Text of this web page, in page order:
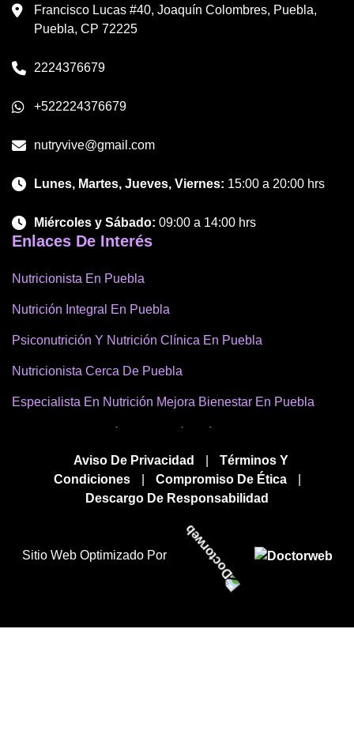
Francisco Lucas #40, Joaquín Colombres, Puebla,
Puebla, CP 72225
2224376679
+522224376679
nutryvive@gmail.com
Lunes, Martes, Jueves, Viernes: 15:00 a 20:00 hrs
Miércoles y Sábado: 09:00 a 14:00 hrs
Enlaces De Interés
Nutricionista En Puebla
Nutrición Integral En Puebla
Psiconutrición Y Nutrición Clínica En Puebla
Nutricionista Cerca De Puebla
Especialista En Nutrición Mejora Bienestar En Puebla
Nutrición Para Bienestar Cerca De Mi Ubicación En
Los Mejores Nutricionistas En Puebla
Precio Consulta Nutricionista En Puebla
Aviso De Privacidad
Términos Y
Condiciones
Compromiso De Ética
Descargo De Responsabilidad
Sitio Web Optimizado Por